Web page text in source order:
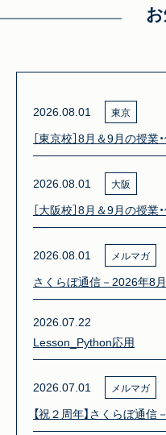
2026.08.01 東京
［東京校］8月＆9月の授業
2026.08.01 大阪
［大阪校］8月＆9月の授業
2026.08.01 メルマガ
さくらぼ通信－2026年8
2026.07.22
Lesson_Python応用
2026.07.01 メルマガ
【祝２周年】さくらぼ通